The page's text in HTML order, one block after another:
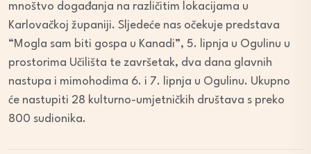
mnoštvo događanja na različitim lokacijama u
Karlovačkoj županiji. Sljedeće nas očekuje predstava
“Mogla sam biti gospa u Kanadi”, 5. lipnja u Ogulinu u
prostorima Učilišta te završetak, dva dana glavnih
nastupa i mimohodima 6. i 7. lipnja u Ogulinu. Ukupno
će nastupiti 28 kulturno-umjetničkih društava s preko
800 sudionika.